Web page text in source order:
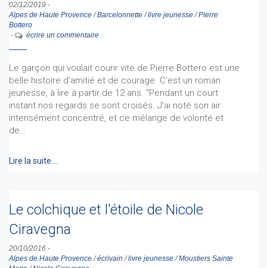
02/12/2019 -
Alpes de Haute Provence/Barcelonnette/livre jeunesse/Pierre
Bottero
-
écrire un commentaire
Le garçon qui voulait courir vite de Pierre Bottero est une
belle histoire d'amitié et de courage. C'est un roman
jeunesse, à lire à partir de 12 ans. "Pendant un court
instant nos regards se sont croisés. J'ai noté son air
intensément concentré, et ce mélange de volonté et
de…
Lire la suite …
Le colchique et l'étoile de Nicole
Ciravegna
20/10/2016 -
Alpes de Haute Provence/écrivain /livre jeunesse/Moustiers Sainte